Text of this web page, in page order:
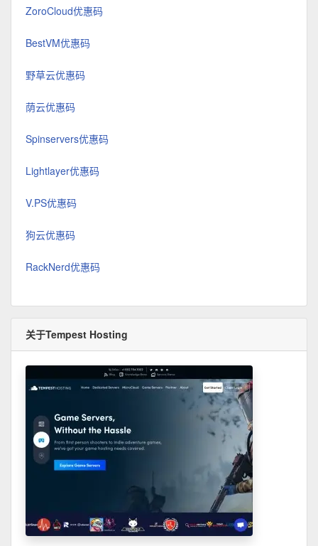
ZoroCloud优惠码
BestVM优惠码
野草云优惠码
荫云优惠码
Spinservers优惠码
Lightlayer优惠码
V.PS优惠码
狗云优惠码
RackNerd优惠码
关于Tempest Hosting